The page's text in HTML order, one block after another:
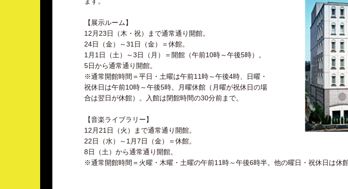
【展示ルーム】
12月23日（木・祝）まで通常通り開館。
24日（金）～31日（金）＝休館。
1月1日（土）～3日（月）＝開館（午前10時～午後5時）。
5日から通常通り開館。
※通常開館時間＝平日・土曜は午前11時～午後4時、日曜・
祝休日は午前10時～午後5時。月曜休館（月曜が祝休日の場
合は翌日が休館）。入館は閉館時間の30分前まで。
【音楽ライブラリー】
12月21日（火）まで通常通り開館。
22日（水）～1月7日（金）＝休館。
8日（土）から通常通り開館。
※通常開館時間＝火曜・木曜・土曜の午前11時～午後6時半。他の曜日・祝休日は休